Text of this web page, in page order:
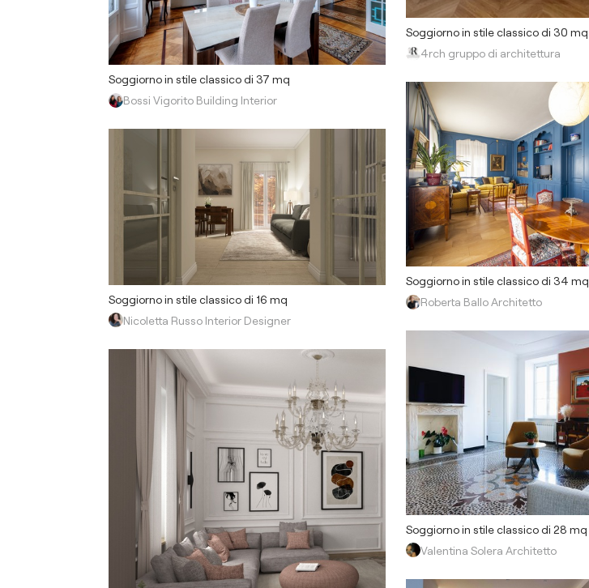
Soggiorno in stile classico di 37 mq
Bossi Vigorito Building Interior
Soggiorno in stile classico di 16 mq
Nicoletta Russo Interior Designer
Soggiorno in stile classico di 30 mq
4rch gruppo di architettura
Soggiorno in stile classico di 34 mq
Roberta Ballo Architetto
Soggiorno in stile classico di 28 mq
Valentina Solera Architetto